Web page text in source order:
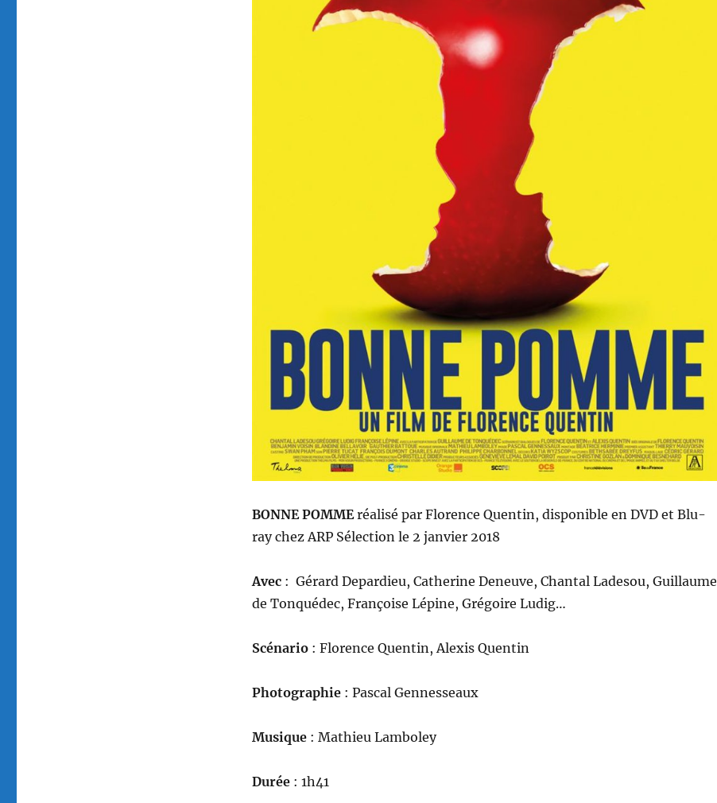
BONNE POMMEréalisé par Florence Quentin , disponible en DVD et Blu-
raychez ARP Sélection le 2 janvier 2018
Avec : Gérard Depardieu, Catherine Deneuve, Chantal Ladesou, Guillaume
de Tonquédec, Françoise Lépine, Grégoire Ludig…
Scénario: Florence Quentin, Alexis Quentin
Photographie: Pascal Gennesseaux
Musique : Mathieu Lamboley
Durée: 1h41